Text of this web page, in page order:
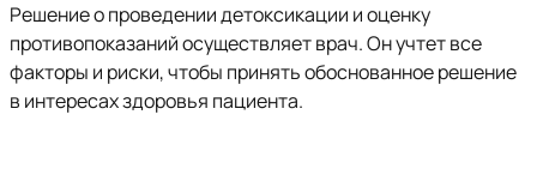
Решение о проведении детоксикации и оценку
противопоказаний осуществляет врач. Он учтет все
факторы и риски, чтобы принять обоснованное решение
в интересах здоровья пациента.